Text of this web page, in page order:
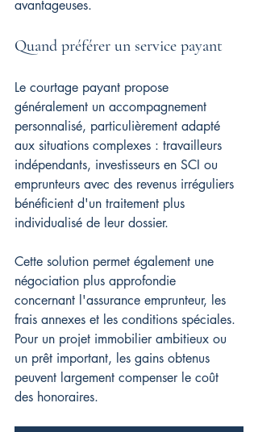
avantageuses.
Quand préférer un service payant
Le courtage payant propose
généralement un accompagnement
personnalisé, particulièrement adapté
aux situations complexes : travailleurs
indépendants, investisseurs en SCI ou
emprunteurs avec des revenus irréguliers
bénéficient d'un traitement plus
individualisé de leur dossier.
Cette solution permet également une
négociation plus approfondie
concernant l'assurance emprunteur, les
frais annexes et les conditions spéciales.
Pour un projet immobilier ambitieux ou
un prêt important, les gains obtenus
peuvent largement compenser le coût
des honoraires.